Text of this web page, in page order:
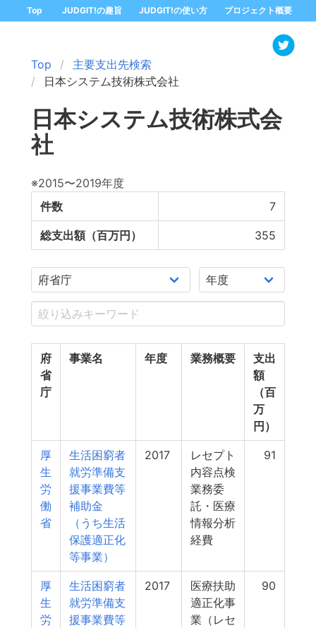
Top JUDGIT!の趣旨 JUDGIT!の使い方 プロジェクト概要
Top
主要支出先検索
日本システム技術株式会社
日本システム技術株式会
社
※2015〜2019年度
件数
7
総支出額（百万円） 355
府
省
庁
事業名 年度 業務概要
支出
額
（百
万
円）
厚
生
労
働
省
生活困窮者
就労準備支
援事業費等
補助金
（うち生活
保護適正化
等事業）
2017
レセプト
内容点検
業務委
託・医療
情報分析
経費
91
厚
生
労
生活困窮者
就労準備支
援事業費等
2017
医療扶助
適正化事
業（レセ
90